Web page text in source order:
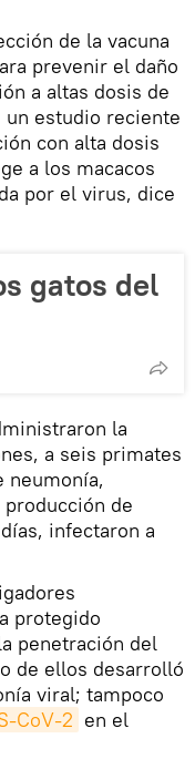
de la vacuna
prevenir el daño
a altas dosis de
un estudio reciente
con alta dosis
a los macacos
por el virus, dice
gatos del
la
a seis primates
neumonía,
de
infectaron a
protegido
penetración del
de ellos desarrolló
viral; tampoco
CoV-2 en el